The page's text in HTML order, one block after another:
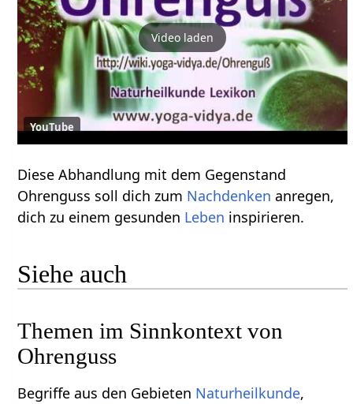
Video laden
YouTube
Diese Abhandlung mit dem Gegenstand
Ohrenguss soll dich zum Nachdenken anregen,
dich zu einem gesunden Leben inspirieren.
Siehe auch
Themen im Sinnkontext von
Ohrenguss
Begriffe aus den Gebieten Naturheilkunde,